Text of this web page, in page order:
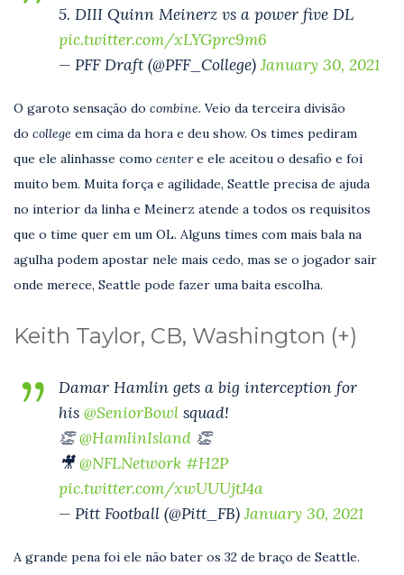
5. DIII Quinn Meinerz vs a power five DL
pic.twitter.com/xLYGprc9m6
— PFF Draft (@PFF_College)January 30, 2021
O garoto sensação do combine. Veio da terceira divisão
do college em cima da hora e deu show. Os times pediram
que ele alinhasse como centere ele aceitou o desafio e foi
muito bem. Muita força e agilidade, Seattle precisa de ajuda
no interior da linha e Meinerz atende a todos os requisitos
que o time quer em um OL. Alguns times com mais bala na
agulha podem apostar nele mais cedo, mas se o jogador sair
onde merece, Seattle pode fazer uma baita escolha.
Keith Taylor, CB, Washington (+)
Damar Hamlin gets a big interception for
his @SeniorBowl squad!
👏@HamlinIsland 👏
🎥@NFLNetwork #H2P
pic.twitter.com/xwUUUjtJ4a
— Pitt Football (@Pitt_FB)January 30, 2021
A grande pena foi ele não bater os 32 de braço de Seattle.